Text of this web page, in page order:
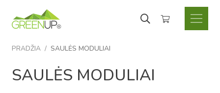
PRADŽIA / SAULĖS MODULIAI
SAULĖS MODULIAI